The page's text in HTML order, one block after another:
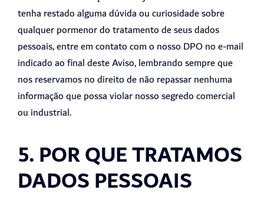
tenha restado alguma dúvida ou curiosidade sobre
qualquer pormenor do tratamento de seus dados
pessoais, entre em contato com o nosso DPO no e-mail
indicado ao final deste Aviso, lembrando sempre que
nos reservamos no direito de não repassar nenhuma
informação que possa violar nosso segredo comercial
ou industrial.
5. POR QUE TRATAMOS
DADOS PESSOAIS